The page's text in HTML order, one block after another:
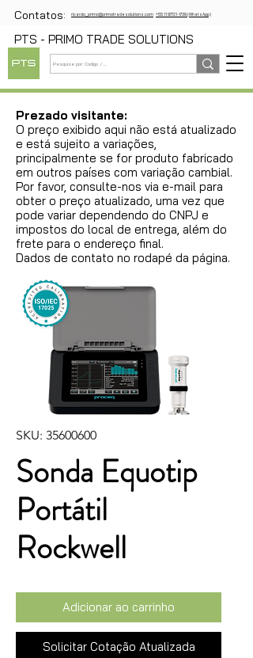
Contatos: ricardo_primo@primotradesolutions.com +55 11 97721-1739 (WhatsApp)
PTS - PRIMO TRADE SOLUTIONS
Prezado visitante:
O preço exibido aqui não está atualizado
e está sujeito a variações,
principalmente se for produto fabricado
em outros países com variação cambial.
Por favor, consulte-nos via e-mail para
obter o preço atualizado, uma vez que
pode variar dependendo do CNPJ e
impostos do local de entrega, além do
frete para o endereço final.
Dados de contato no rodapé da página.
SKU: 35600600
Sonda Equotip
Portátil
Rockwell
Adicionar ao carrinho
Solicitar Cotação Atualizada